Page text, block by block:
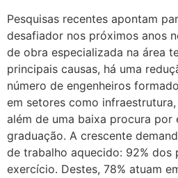
Pesquisas recentes apontam
desafiador nos próximos anos
de obra especializada na área
principais causas, há uma
número de engenheiros
em setores como
além de uma baixa procura por
graduação. A crescente
de trabalho aquecido: 92% dos
exercício. Destes, 78% atuam